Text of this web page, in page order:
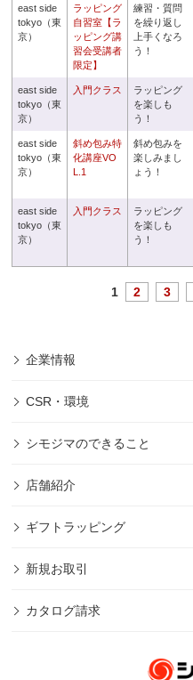
east side
tokyo（東
京）
ラッピング
自習室【ラ
ッピング講
習会受講者
限定】
練習・質問
を繰り返し
上手くなろ
う！
east side
tokyo（東
京）
入門クラス
ラッピング
を楽しも
う！
east side
tokyo（東
京）
斜め包み特
化講座VO
L.1
斜め包みを
楽しみまし
ょう！
east side
tokyo（東
京）
入門クラス
ラッピング
を楽しも
う！
1 2 3
企業情報
CSR・環境
シモジマのできること
店舗紹介
ギフトラッピング
新規お取引
カタログ請求